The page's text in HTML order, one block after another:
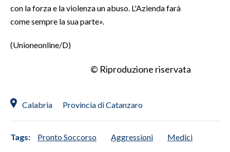
con la forza e la violenza un abuso. L'Azienda farà
come sempre la sua parte».
(Unioneonline/D)
© Riproduzione riservata
Calabria Provincia di Catanzaro
Tags: Pronto Soccorso Aggressioni Medici